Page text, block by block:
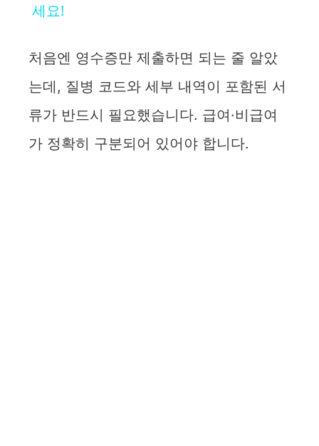
y
V
i
세요!
처음엔 영수증만 제출하면 되는 줄 알았
는데, 질병 코드와 세부 내역이 포함된 서
류가 반드시 필요했습니다. 급여·비급여
가 정확히 구분되어 있어야 합니다.